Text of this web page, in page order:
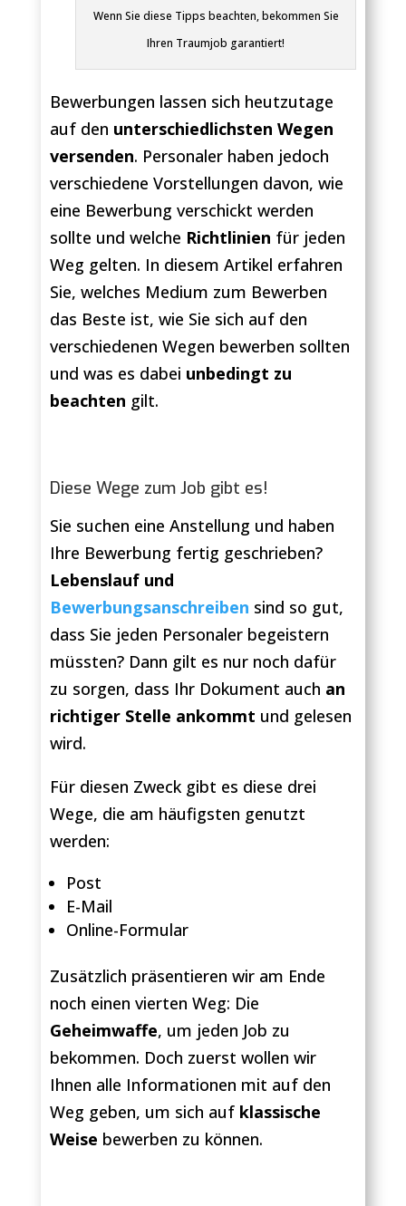
Wenn Sie diese Tipps beachten, bekommen Sie
Ihren Traumjob garantiert!
Bewerbungen lassen sich heutzutage
auf den unterschiedlichsten Wegen
versenden. Personaler haben jedoch
verschiedene Vorstellungen davon, wie
eine Bewerbung verschickt werden
sollte und welche Richtlinien für jeden
Weg gelten. In diesem Artikel erfahren
Sie, welches Medium zum Bewerben
das Beste ist, wie Sie sich auf den
verschiedenen Wegen bewerben sollten
und was es dabei unbedingt zu
beachten gilt.
Diese Wege zum Job gibt es!
Sie suchen eine Anstellung und haben
Ihre Bewerbung fertig geschrieben?
Lebenslauf und
Bewerbungsanschreiben sind so gut,
dass Sie jeden Personaler begeistern
müssten? Dann gilt es nur noch dafür
zu sorgen, dass Ihr Dokument auch an
richtiger Stelle ankommt und gelesen
wird.
Für diesen Zweck gibt es diese drei
Wege, die am häufigsten genutzt
werden:
Post
E-Mail
Online-Formular
Zusätzlich präsentieren wir am Ende
noch einen vierten Weg: Die
Geheimwaffe, um jeden Job zu
bekommen. Doch zuerst wollen wir
Ihnen alle Informationen mit auf den
Weg geben, um sich aufklassische
Weise bewerben zu können.